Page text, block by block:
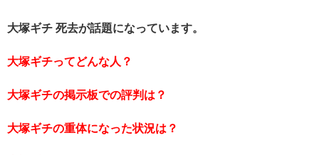
大塚ギチ 死去が話題になっています。
大塚ギチってどんな人？
大塚ギチの掲示板での評判は？
大塚ギチの重体になった状況は？